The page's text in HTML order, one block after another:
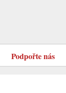
Podpořte nás